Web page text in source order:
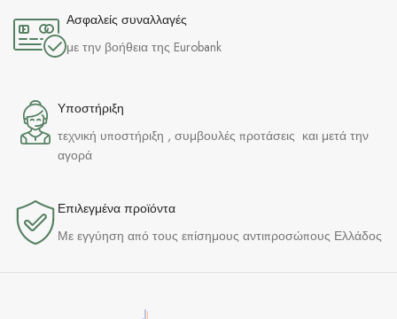
Ασφαλείς συναλλαγές
με την βοήθεια της Eurobank
Υποστήριξη
τεχνική υποστήριξη , συμβουλές προτάσεις και μετά την
αγορά
Επιλεγμένα προϊόντα​
Με εγγύηση από τους επίσημους αντιπροσώπους Ελλάδος